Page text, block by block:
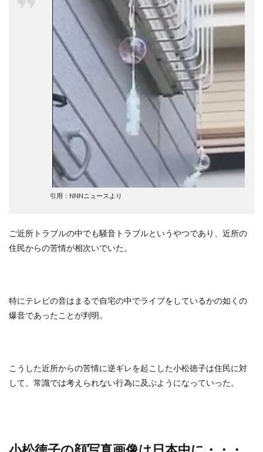
引用：NNNニュースより
ご近所トラブルの中でも騒音トラブルというやつであり、近所の
住民からの苦情が相次いでいた。
特にテレビの音はまるで自宅の中でライブをしているかの如くの
爆音であったことが判明。
こうした近所からの苦情に逆ギレを起こした小松徳子は住民に対
して、常識では考えられない行為に及ぶようになっていった。